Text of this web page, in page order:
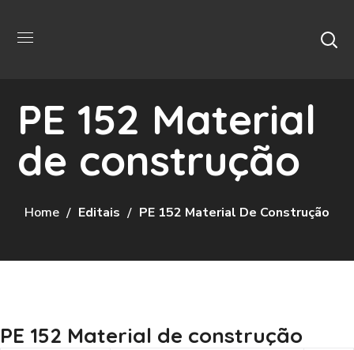
PE 152 Material
de construção
Home Editais PE 152 Material De Construção
PE 152 Material de construção